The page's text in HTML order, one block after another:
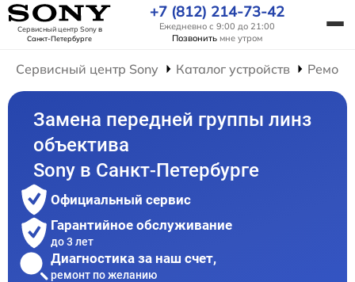
Сервисный центр Sonyв
Санкт-Петербурге
+7 (812) 214-73-42
Ежедневно с 9:00 до 21:00
Позвонить мне утром
Сервисный центр Sony Каталог устройств
Замена передней группы линз
объектива
Sony в Санкт-Петербурге
Официальный сервис
Гарантийное обслуживание
до 3 лет
Диагностика за наш счет,
ремонт по желанию